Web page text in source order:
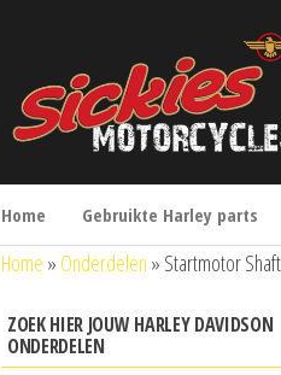
sickies.nl
Home Gebruikte Harley parts
Home » Onderdelen » Startmotor
ZOEK HIER JOUW HARLEY DAVIDSON
ONDERDELEN